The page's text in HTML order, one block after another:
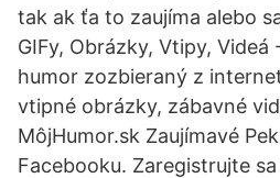
tak ak ťa to zaujíma alebo
GIFy, Obrázky, Vtipy,
humor zozbieraný z
vtipné obrázky, zábavné
MôjHumor.sk Zaujímavé
Facebooku. Zaregistrujte